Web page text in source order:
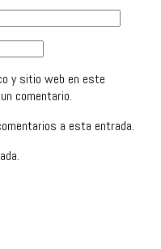
y sitio web en este
comentario.
a esta entrada.